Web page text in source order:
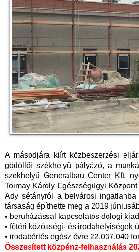
A másodjára kiírt közbeszerzési
gödöllői székhelyű pályázó, a
székhelyű Generalbau Center Kft.
Tormay Károly Egészségügyi
Ady sétányról a belvárosi
társaság építhette meg a 2019
• beruházással kapcsolatos dologi
• főtéri közösségi- és irodahelyiségek
• irodabérlés egész évre 22.037.040
Összesített közpénz-felhasználás